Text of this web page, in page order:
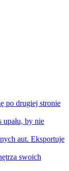
po drugiej stronie
by nie
aut. Eksportuje
swoich